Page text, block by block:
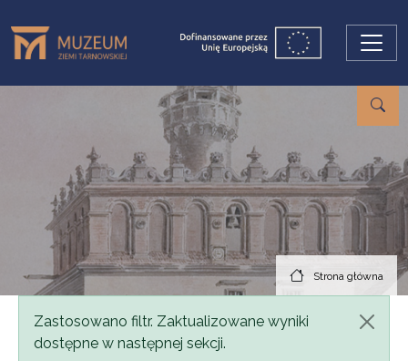
Strona główna
Komunikat
Zastosowano filtr. Zaktualizowane wyniki
dostępne w następnej sekcji.